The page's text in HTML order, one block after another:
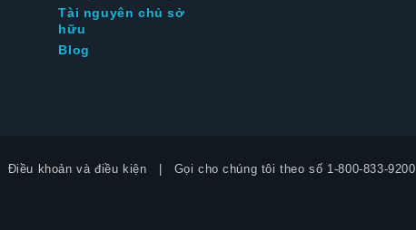
Tài nguyên chủ sở
hữu
Blog
Điều khoản và điều kiện Gọi cho chúng tôi theo số 1-800-833-9200